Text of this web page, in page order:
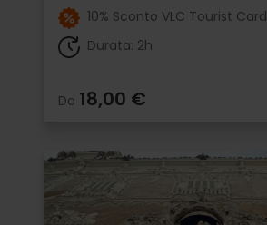
10% Sconto VLC Tourist Card
Durata: 2h
Da 18,00 €